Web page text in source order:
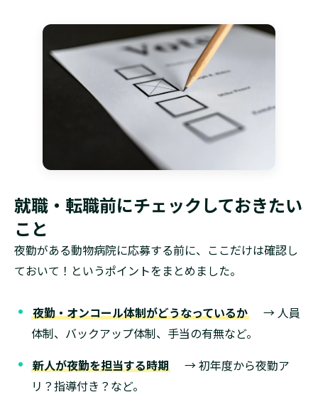
就職・転職前にチェックしておきたい
こと
夜勤がある動物病院に応募する前に、ここだけは確認し
ておいて！というポイントをまとめました。
夜勤・オンコール体制がどうなっているか → 人員
体制、バックアップ体制、手当の有無など。
新人が夜勤を担当する時期 → 初年度から夜勤ア
リ？指導付き？など。